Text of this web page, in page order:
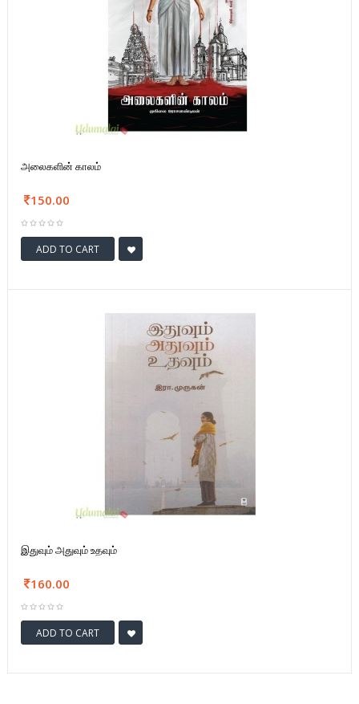
அலைகளின் காலம்
150.00
ADD TO CART
இதுவும் அதுவும் உதவும்
160.00
ADD TO CART